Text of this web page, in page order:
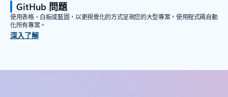
GitHub 問題
使用表格、白板或藍圖，以更視覺化的方式呈現您的大型專案，使用程式碼自動
化所有專案。
深入了解